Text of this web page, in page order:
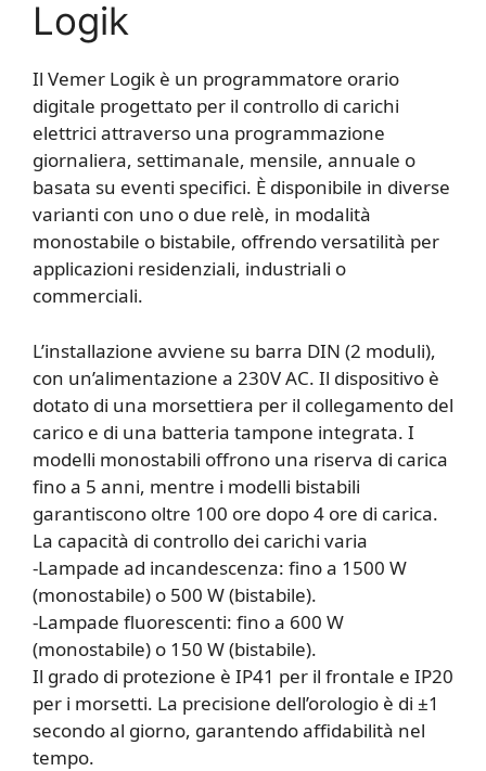
Logik
Il Vemer Logik è un programmatore orario
digitale progettato per il controllo di carichi
elettrici attraverso una programmazione
giornaliera, settimanale, mensile, annuale o
basata su eventi specifici. È disponibile in diverse
varianti con uno o due relè, in modalità
monostabile o bistabile, offrendo versatilità per
applicazioni residenziali, industriali o
commerciali.
L’installazione avviene su barra DIN (2 moduli),
con un’alimentazione a 230V AC. Il dispositivo è
dotato di una morsettiera per il collegamento del
carico e di una batteria tampone integrata. I
modelli monostabili offrono una riserva di carica
fino a 5 anni, mentre i modelli bistabili
garantiscono oltre 100 ore dopo 4 ore di carica.
La capacità di controllo dei carichi varia
-Lampade ad incandescenza: fino a 1500 W
(monostabile) o 500 W (bistabile).
-Lampade fluorescenti: fino a 600 W
(monostabile) o 150 W (bistabile).
Il grado di protezione è IP41 per il frontale e IP20
per i morsetti. La precisione dell’orologio è di ±1
secondo al giorno, garantendo affidabilità nel
tempo.